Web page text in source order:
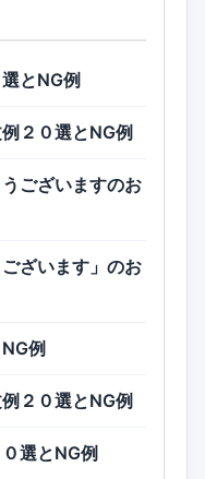
とNG例
２０選とNG例
ございますのお
ざいます」のお
例
２０選とNG例
選とNG例